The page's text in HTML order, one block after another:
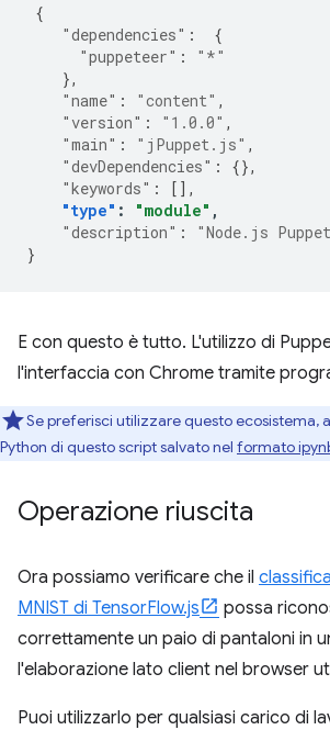
{
"dependencies" :
{
"puppeteer" :
"*"
},
"name" : "content" ,
"version" : "1.0.0" ,
"main" : "jPuppet.js" ,
"devDependencies" :
{},
"keywords" :
[],
"type" : "module" ,
"description" :
"Node.js
}
E con questo è tutto. L'utilizzo di
l'interfaccia con Chrome tramite
Se preferisci utilizzare questo ecosistema,
Python di questo script salvato nel formato
Operazione riuscita
Ora possiamo verificare che il
MNIST di TensorFlow.js
possa
correttamente un paio di pantaloni in
l'elaborazione lato client nel browser
Puoi utilizzarlo per qualsiasi carico di